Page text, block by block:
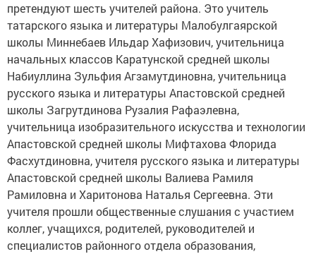
претендуют шесть учителей района. Это учитель
татарского языка и литературы Малобулгаярской
школы Миннебаев Ильдар Хафизович, учительница
начальных классов Каратунской средней школы
Набиуллина Зульфия Агзамутдиновна, учительница
русского языка и литературы Апастовской средней
школы Загрутдинова Рузалия Рафаэлевна,
учительница изобразительного искусства и технологии
Апастовской средней школы Мифтахова Флорида
Фасхутдиновна, учителя русского языка и литературы
Апастовской средней школы Валиева Рамиля
Рамиловна и Харитонова Наталья Сергеевна. Эти
учителя прошли общественные слушания с участием
коллег, учащихся, родителей, руководителей и
специалистов районного отдела образования,